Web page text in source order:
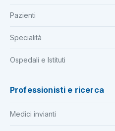
Pazienti
Specialità
Ospedali e Istituti
Professionisti e ricerca
Medici invianti